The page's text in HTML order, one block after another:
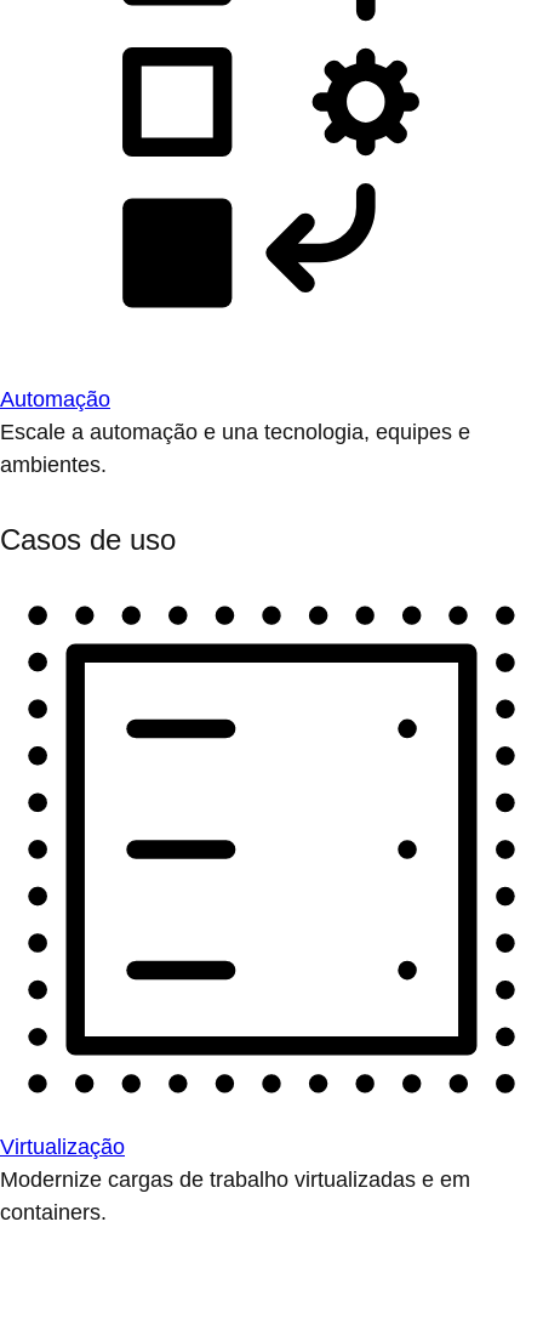
Automação
Escale a automação e una tecnologia, equipes e
ambientes.
Casos de uso
Virtualização
Modernize cargas de trabalho virtualizadas e em
containers.